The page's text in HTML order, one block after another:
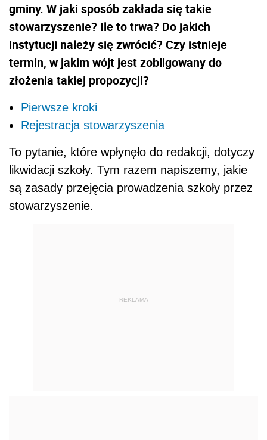
gminy. W jaki sposób zakłada się takie
stowarzyszenie? Ile to trwa? Do jakich
instytucji należy się zwrócić? Czy istnieje
termin, w jakim wójt jest zobligowany do
złożenia takiej propozycji?
Pierwsze kroki
Rejestracja stowarzyszenia
To pytanie, które wpłynęło do redakcji, dotyczy
likwidacji szkoły. Tym razem napiszemy, jakie
są zasady przejęcia prowadzenia szkoły przez
stowarzyszenie.
REKLAMA